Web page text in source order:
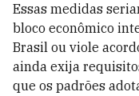
Essas medidas
bloco econômico
Brasil ou viole
ainda exija
que os padrões